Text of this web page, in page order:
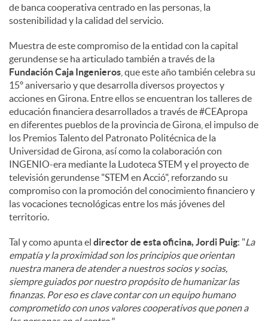
de banca cooperativa centrado en las personas, la
sostenibilidad y la calidad del servicio.
Muestra de este compromiso de la entidad con la capital
gerundense se ha articulado también a través de la
Fundación Caja Ingenieros , que este año también celebra su
15º aniversario y que desarrolla diversos proyectos y
acciones en Girona. Entre ellos se encuentran los talleres de
educación financiera desarrollados a través de #CEApropa
en diferentes pueblos de la provincia de Girona, el impulso de
los Premios Talento del Patronato Politécnica de la
Universidad de Girona, así como la colaboración con
INGENIO-era mediante la Ludoteca STEM y el proyecto de
televisión gerundense "STEM en Acció", reforzando su
compromiso con la promoción del conocimiento financiero y
las vocaciones tecnológicas entre los más jóvenes del
territorio.
Tal y como apunta el director de esta oficina, Jordi Puig: "La
empatía y la proximidad son los principios que orientan
nuestra manera de atender a nuestros socios y socias,
siempre guiados por nuestro propósito de humanizar las
finanzas. Por eso es clave contar con un equipo humano
comprometido con unos valores cooperativos que ponen a